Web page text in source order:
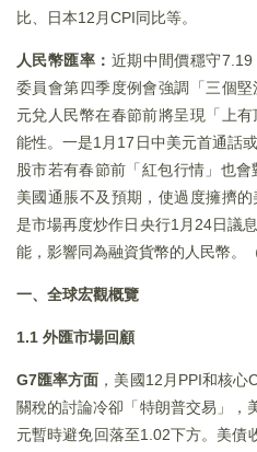
比、日本12月CPI同比等。
人民幣匯率： 近期中間價穩守
委員會第四季度例會強調「三個
元兌人民幣在春節前將呈現「上
能性。一是1月17日中美元首通話
股市若有春節前「紅包行情」也
美國通脹不及預期，使過度擁擠
是市場再度炒作日央行1月24日議
能，影響同為融資貨幣的人民幣。
一、全球宏觀概覽
1.1 外匯市場回顧
G7匯率方面 ，美國12月PPI和核
關稅的討論冷卻「特朗普交易」，
元暫時避免回落至1.02下方。美債